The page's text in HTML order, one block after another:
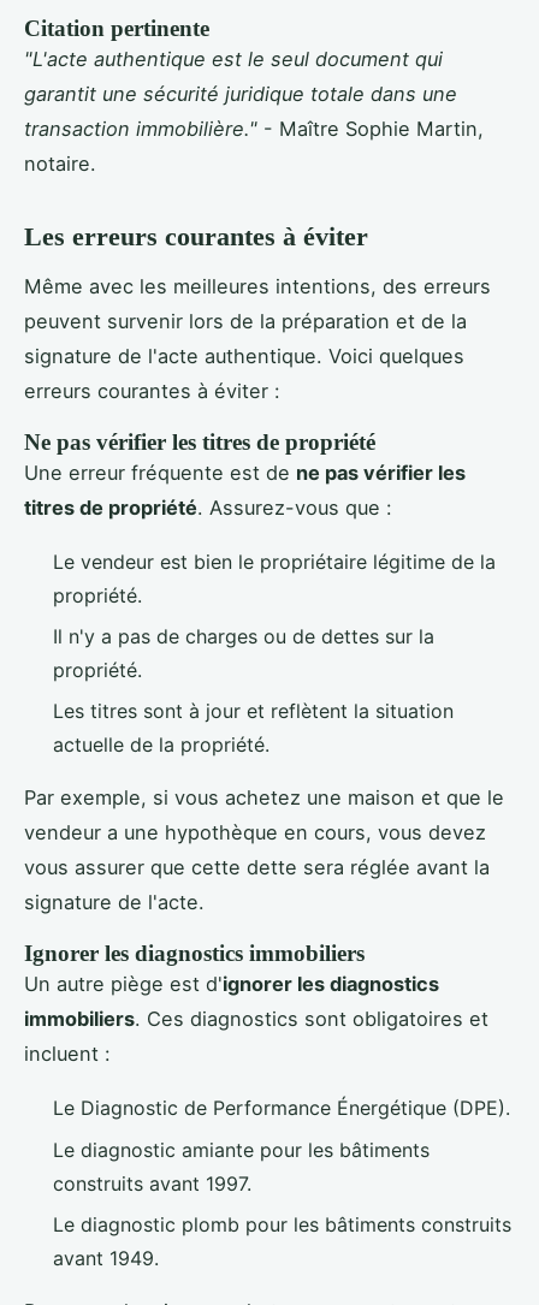
Citation pertinente
"L'acte authentique est le seul document qui
garantit une sécurité juridique totale dans une
transaction immobilière." - Maître Sophie Martin,
notaire.
Les erreurs courantes à éviter
Même avec les meilleures intentions, des erreurs
peuvent survenir lors de la préparation et de la
signature de l'acte authentique. Voici quelques
erreurs courantes à éviter :
Ne pas vérifier les titres de propriété
Une erreur fréquente est de ne pas vérifier les
titres de propriété. Assurez-vous que :
Le vendeur est bien le propriétaire légitime de la
propriété.
Il n'y a pas de charges ou de dettes sur la
propriété.
Les titres sont à jour et reflètent la situation
actuelle de la propriété.
Par exemple, si vous achetez une maison et que le
vendeur a une hypothèque en cours, vous devez
vous assurer que cette dette sera réglée avant la
signature de l'acte.
Ignorer les diagnostics immobiliers
Un autre piège est d'ignorer les diagnostics
immobiliers. Ces diagnostics sont obligatoires et
incluent :
Le Diagnostic de Performance Énergétique (DPE).
Le diagnostic amiante pour les bâtiments
construits avant 1997.
Le diagnostic plomb pour les bâtiments construits
avant 1949.